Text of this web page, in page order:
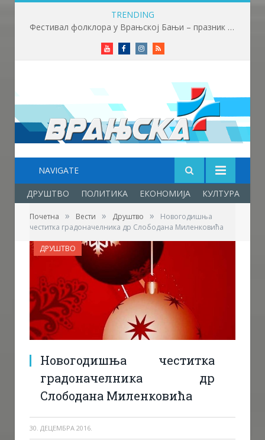
TRENDING
Фестивал фолклора у Врањској Бањи – празник младости, културе, традиције и пријатељства
YoutubeFacebookInstagram
RSS
NAVIGATE
ДРУШТВО ПОЛИТИКА ЕКОНОМИЈА КУЛТУРА
Почетна » Вести » Друштво »
Новогодишња
честитка градоначелника др Слободана Миленковића
Новогодишња честитка
градоначелника др
Слободана Миленковића
30. ДЕЦЕМБРА 2016.
ДРУШТВО